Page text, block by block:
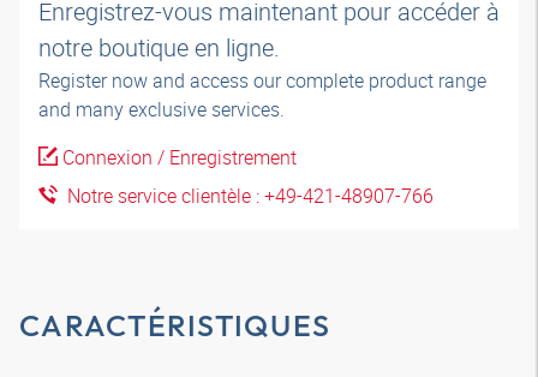
Enregistrez-vous maintenant pour accéder à
notre boutique en ligne.
Register now and access our complete product range
and many exclusive services.
Connexion / Enregistrement
Notre service clientèle : +49-421-48907-766
CARACTÉRISTIQUES